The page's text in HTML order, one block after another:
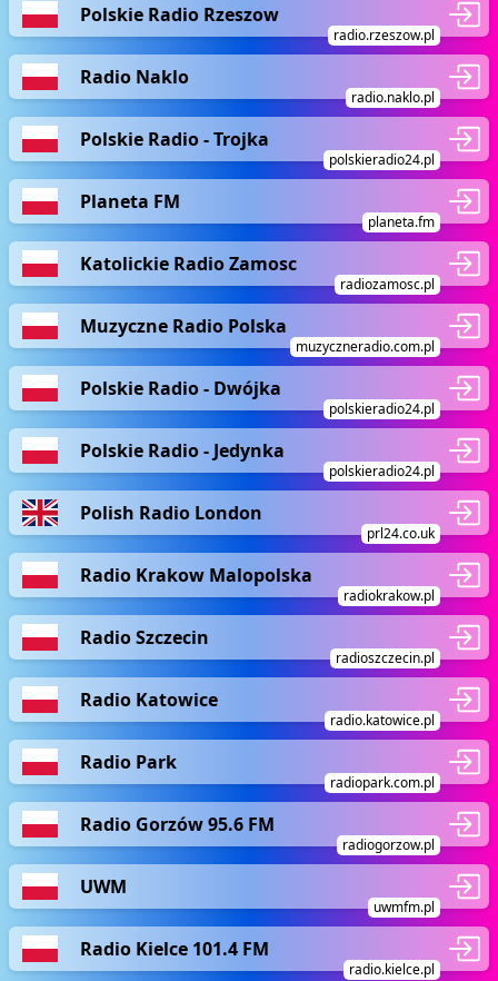
Polskie Radio Rzeszow
radio.rzeszow.pl
Radio Naklo
radio.naklo.pl
Polskie Radio - Trojka
polskieradio24.pl
Planeta FM
planeta.fm
Katolickie Radio Zamosc
radiozamosc.pl
Muzyczne Radio Polska
muzyczneradio.com.pl
Polskie Radio - Dwójka
polskieradio24.pl
Polskie Radio - Jedynka
polskieradio24.pl
Polish Radio London
prl24.co.uk
Radio Krakow Malopolska
radiokrakow.pl
Radio Szczecin
radioszczecin.pl
Radio Katowice
radio.katowice.pl
Radio Park
radiopark.com.pl
Radio Gorzów 95.6 FM
radiogorzow.pl
UWM
uwmfm.pl
Radio Kielce 101.4 FM
radio.kielce.pl